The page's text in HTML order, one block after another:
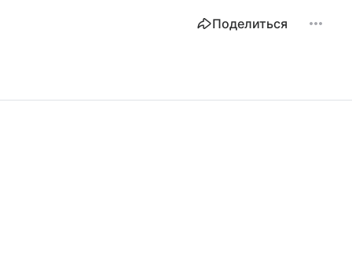
Поделиться